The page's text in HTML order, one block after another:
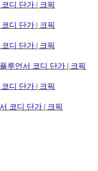
디 단가 | 크픽
디 단가 | 크픽
디 단가 | 크픽
루언서 코디 단가 | 크픽
디 단가 | 크픽
코디 단가 | 크픽